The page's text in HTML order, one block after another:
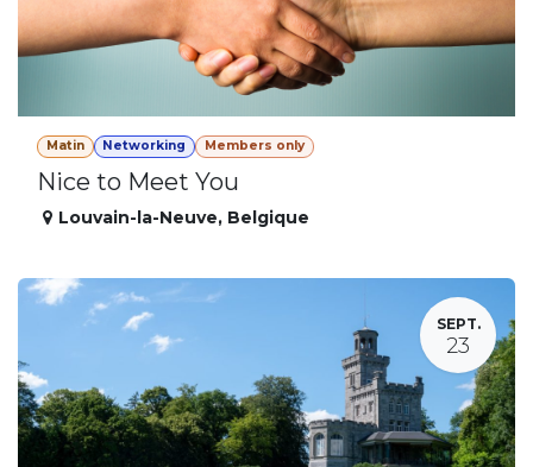
Matin Networking Members only
Nice to Meet You
Louvain-la-Neuve, Belgique
SEPT.
23